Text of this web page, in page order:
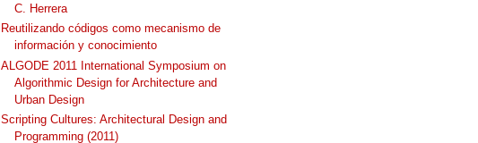
C. Herrera
Reutilizando códigos como mecanismo de
información y conocimiento
ALGODE 2011 International Symposium on
Algorithmic Design for Architecture and
Urban Design
Scripting Cultures: Architectural Design and
Programming (2011)